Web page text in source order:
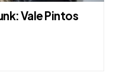
Vale Pintos